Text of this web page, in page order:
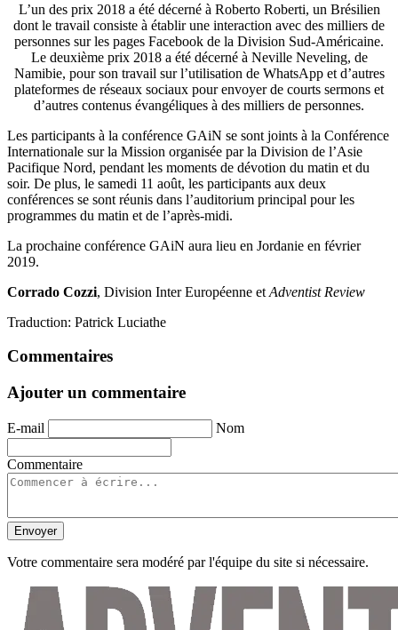
L’un des prix 2018 a été décerné à Roberto Roberti, un Brésilien
dont le travail consiste à établir une interaction avec des milliers de
personnes sur les pages Facebook de la Division Sud-Américaine.
Le deuxième prix 2018 a été décerné à Neville Neveling, de
Namibie, pour son travail sur l’utilisation de WhatsApp et d’autres
plateformes de réseaux sociaux pour envoyer de courts sermons et
d’autres contenus évangéliques à des milliers de personnes.
Les participants à la conférence GAiN se sont joints à la Conférence
Internationale sur la Mission organisée par la Division de l’Asie
Pacifique Nord, pendant les moments de dévotion du matin et du
soir. De plus, le samedi 11 août, les participants aux deux
conférences se sont réunis dans l’auditorium principal pour les
programmes du matin et de l’après-midi.
La prochaine conférence GAiN aura lieu en Jordanie en février
2019.
Corrado Cozzi, Division Inter Européenne et Adventist Review
Traduction: Patrick Luciathe
Commentaires
Ajouter un commentaire
E-mail Nom
Commentaire
Envoyer
Votre commentaire sera modéré par l'équipe du site si nécessaire.